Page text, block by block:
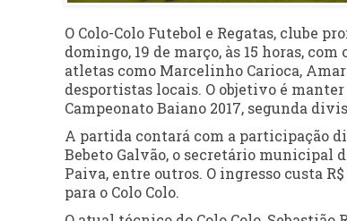
O Colo-Colo Futebol e Regatas, clube
domingo, 19 de março, às 15 horas,
atletas como Marcelinho Carioca,
desportistas locais. O objetivo é
Campeonato Baiano 2017, segunda
A partida contará com a participação
Bebeto Galvão, o secretário municipal
Paiva, entre outros. O ingresso custa
para o Colo Colo.